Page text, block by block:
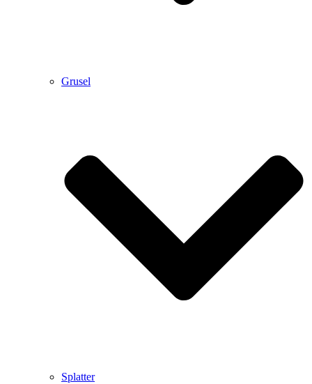
Grusel
Splatter